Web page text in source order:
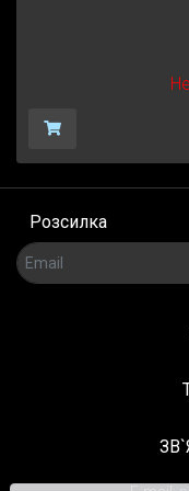
Розсилка